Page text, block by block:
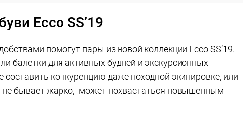
Eссо SS’19
помогут пары из новой коллекции Eссо SS’19.
балетки для активных будней и экскурсионных
составить конкуренцию даже походной экипировке, или
бывает жарко, -может похвастаться повышенным